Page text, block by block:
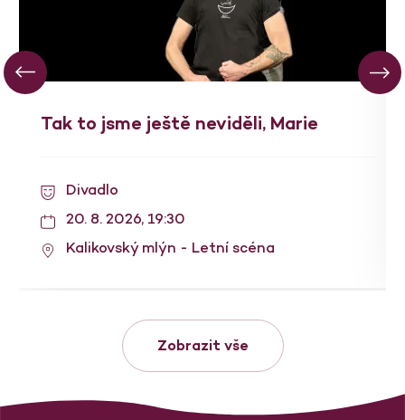
Tak to jsme ještě neviděli, Marie
Divadlo
20. 8. 2026, 19:30
Kalikovský mlýn - Letní scéna
Zobrazit vše